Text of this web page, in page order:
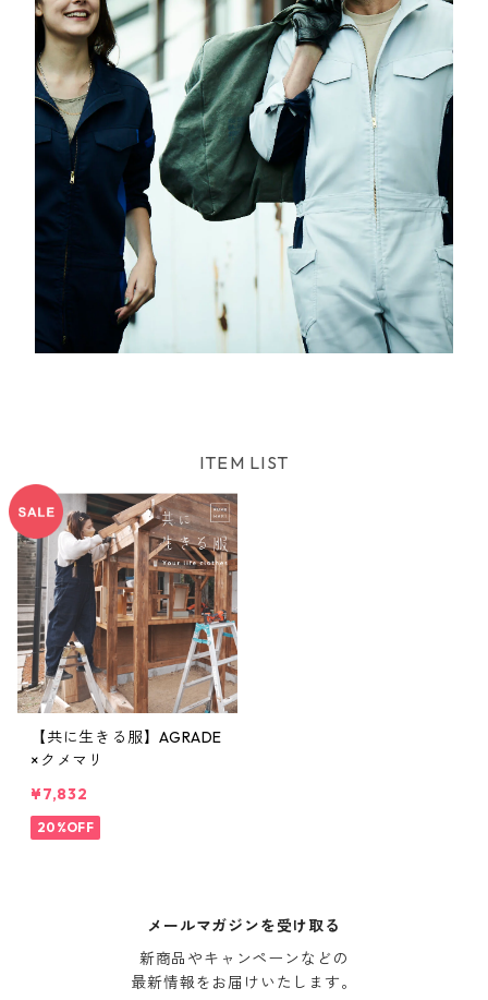
ITEM LIST
【共に生きる服】AGRADE
×クメマリ
¥7,832
20%OFF
メールマガジンを受け取る
新商品やキャンペーンなどの
最新情報をお届けいたします。